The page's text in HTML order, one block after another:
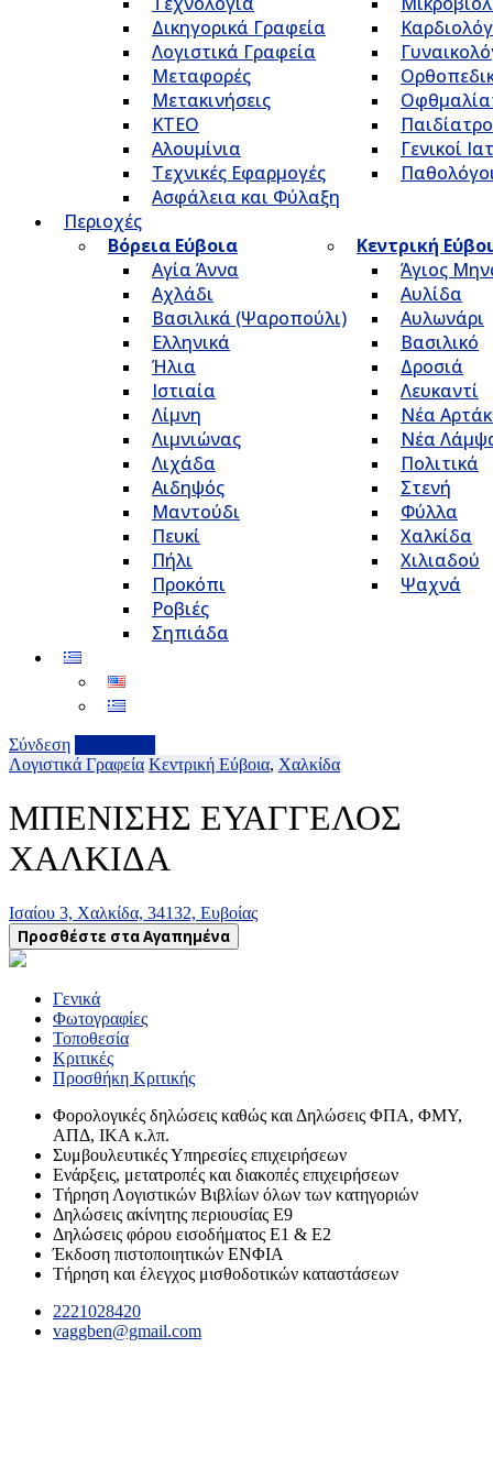
Δικηγορικά Γραφεία
Λογιστικά Γραφεία
Μεταφορές
Μετακινήσεις
ΚΤΕΟ
Αλουμίνια
Τεχνικές Εφαρμογές
Ασφάλεια και Φύλαξη
Γενικοί
Περιοχές
Βόρεια Εύβοια
Αγία Άννα
Αχλάδι
Βασιλικά (Ψαροπούλι)
Ελληνικά
Ήλια
Ιστιαία
Λίμνη
Λιμνιώνας
Λιχάδα
Αιδηψός
Μαντούδι
Πευκί
Πήλι
Προκόπι
Ροβιές
Σηπιάδα
Κεντρική
Άγιος
Αυλίδα
Αυλωνάρι
Βασιλικό
Δροσιά
Λευκαντί
Νέα
Νέα
Πολιτικά
Στενή
Φύλλα
Χαλκίδα
Χιλιαδού
Ψαχνά
Σύνδεση
Λογιστικά Γραφεία Κεντρική Εύβοια, Χαλκίδα
ΜΠΕΝΙΣΗΣ ΕΥΑΓΓΕΛΟΣ
ΧΑΛΚΙΔΑ
Ισαίου 3, Χαλκίδα, 34132, Ευβοίας
Προσθέστε στα Αγαπημένα
Γενικά
Φωτογραφίες
Τοποθεσία
Κριτικές
Προσθήκη Κριτικής
Φορολογικές δηλώσεις καθώς και Δηλώσεις ΦΠΑ, ΦΜΥ,
ΑΠΔ, ΙΚΑ κ.λπ.
Συμβουλευτικές Υπηρεσίες επιχειρήσεων
Ενάρξεις, μετατροπές και διακοπές επιχειρήσεων
Τήρηση Λογιστικών Βιβλίων όλων των κατηγοριών
Δηλώσεις ακίνητης περιουσίας Ε9
Δηλώσεις φόρου εισοδήματος Ε1 & Ε2
Έκδοση πιστοποιητικών ΕΝΦΙΑ
Τήρηση και έλεγχος μισθοδοτικών καταστάσεων
2221028420
vaggben@gmail.com